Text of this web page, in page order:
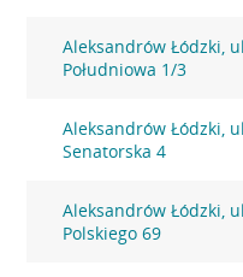
Aleksandrów Łódzki,
Południowa 1/3
Aleksandrów Łódzki,
Senatorska 4
Aleksandrów Łódzki,
Polskiego 69